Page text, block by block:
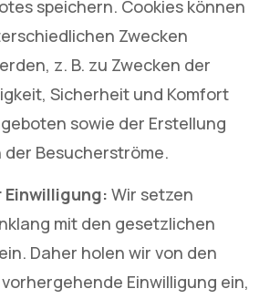
speichern. Cookies können
Zwecken
z. B. zu Zwecken der
Sicherheit und Komfort
sowie der Erstellung
der Besucherströme.
Einwilligung: Wir setzen
mit den gesetzlichen
Daher holen wir von den
Einwilligung ein,